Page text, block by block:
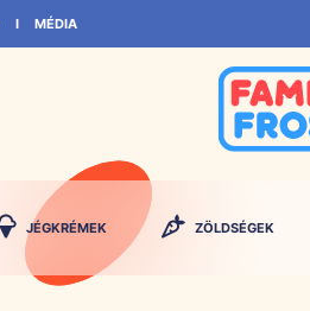
MÉDIA
JÉGKRÉMEK ZÖLDSÉGEK